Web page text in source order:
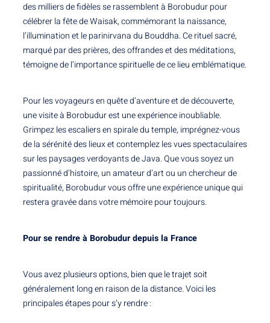
des milliers de fidèles se rassemblent à Borobudur pour
célébrer la fête de Waisak, commémorant la naissance,
l’illumination et le parinirvana du Bouddha. Ce rituel sacré,
marqué par des prières, des offrandes et des méditations,
témoigne de l’importance spirituelle de ce lieu emblématique.
Pour les voyageurs en quête d’aventure et de découverte,
une visite à Borobudur est une expérience inoubliable.
Grimpez les escaliers en spirale du temple, imprégnez-vous
de la sérénité des lieux et contemplez les vues spectaculaires
sur les paysages verdoyants de Java. Que vous soyez un
passionné d’histoire, un amateur d’art ou un chercheur de
spiritualité, Borobudur vous offre une expérience unique qui
restera gravée dans votre mémoire pour toujours.
Pour se rendre à Borobudur depuis la France
Vous avez plusieurs options, bien que le trajet soit
généralement long en raison de la distance. Voici les
principales étapes pour s’y rendre :